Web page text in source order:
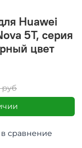
Huawei
5T, серия
цвет
сравнение
руб